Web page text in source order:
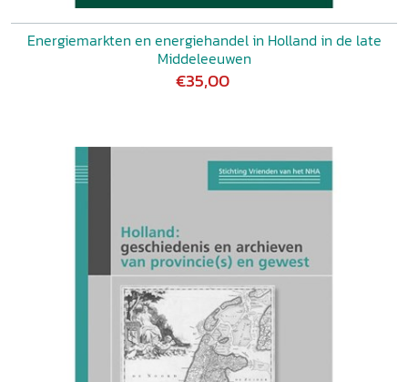
Energiemarkten en energiehandel in Holland in de late
Middeleeuwen
€35,00